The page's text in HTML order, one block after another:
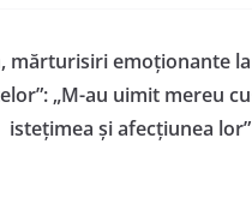
mărturisiri emoționante la
„M-au uimit mereu cu
istețimea și afecțiunea lor”